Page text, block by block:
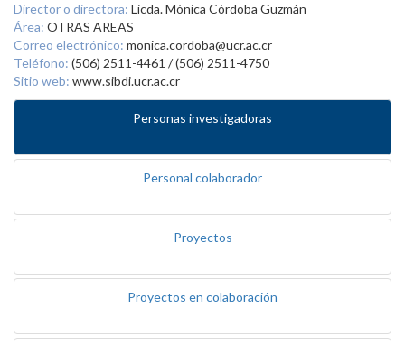
Director o directora: Licda. Mónica Córdoba Guzmán
Área: OTRAS AREAS
Correo electrónico: monica.cordoba@ucr.ac.cr
Teléfono: (506) 2511-4461 / (506) 2511-4750
Sitio web: www.sibdi.ucr.ac.cr
Personas investigadoras
Personal colaborador
Proyectos
Proyectos en colaboración